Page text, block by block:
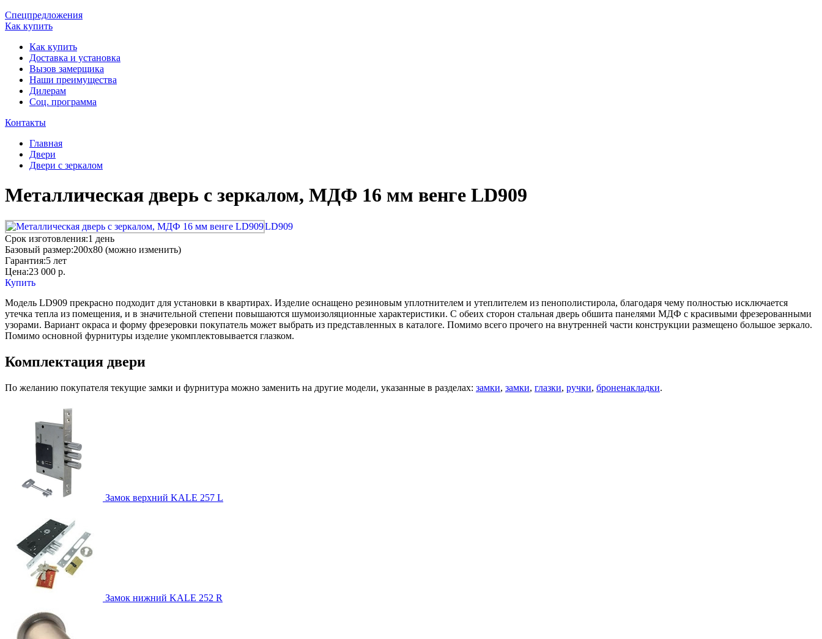
Спецпредложения
Как купить
Как купить
Доставка и установка
Вызов замерщика
Наши преимущества
Дилерам
Соц. программа
Контакты
Главная
Двери
Двери с зеркалом
Металлическая дверь с зеркалом, МДФ 16 мм венге LD909
LD909
Срок изготовления:1 день
Базовый размер:200x80 (можно изменить)
Гарантия:5 лет
Цена:23 000 р.
Купить
Модель LD909 прекрасно подходит для установки в квартирах. Изделие оснащено резиновым уплотнителем и утеплителем из пенополистирола, благодаря чему полностью исключается
утечка тепла из помещения, и в значительной степени повышаются шумоизоляционные характеристики. С обеих сторон стальная дверь обшита панелями МДФ с красивыми фрезерованными
узорами. Вариант окраса и форму фрезеровки покупатель может выбрать из представленных в каталоге. Помимо всего прочего на внутренней части конструкции размещено большое зеркало.
Помимо основной фурнитуры изделие укомплектовывается глазком.
Комплектация двери
По желанию покупателя текущие замки и фурнитура можно заменить на другие модели, указанные в разделах: замки, замки, глазки, ручки, броненакладки.
Замок верхний KALE 257 L
Замок нижний KALE 252 R